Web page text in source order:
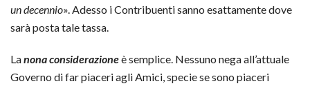
un decennio». Adesso i Contribuenti sanno esattamente dove
sarà posta tale tassa.
Lanona considerazioneè semplice. Nessuno nega all’attuale
Governo di far piaceri agli Amici, specie se sono piaceri